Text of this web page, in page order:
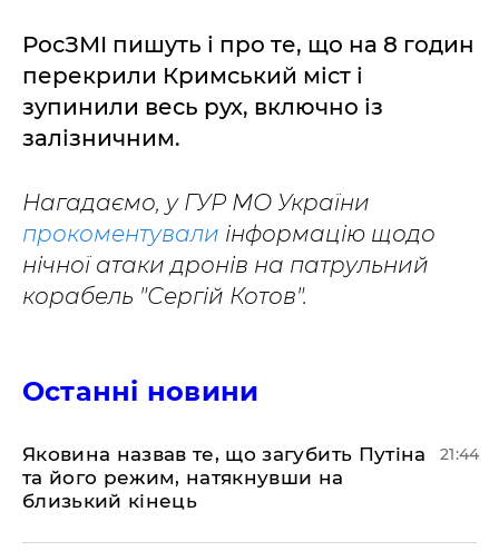
РосЗМІ пишуть і про те, що на 8 годин
перекрили Кримський міст і
зупинили весь рух, включно із
залізничним.
Нагадаємо, у ГУР МО України
прокоментували інформацію щодо
нічної атаки дронів на патрульний
корабель "Сергій Котов".
Останні новини
Яковина назвав те, що загубить Путіна
та його режим, натякнувши на
близький кінець
21:44